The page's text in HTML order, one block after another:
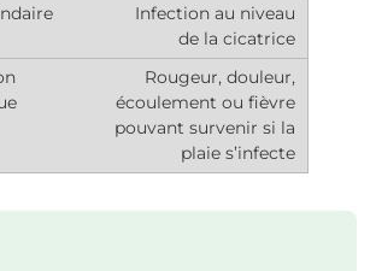
Infection au niveau
de la cicatrice
Rougeur, douleur,
écoulement ou fièvre
pouvant survenir si la
plaie s’infecte